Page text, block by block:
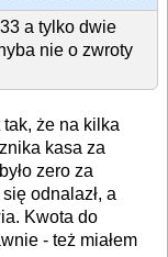
a tylko dwie
nie o zwroty
że na kilka
kasa za
zero za
odnalazł, a
Kwota do
- też miałem